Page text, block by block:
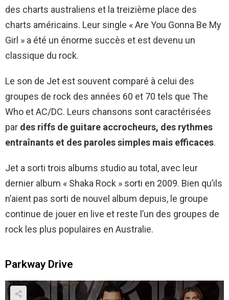
des charts australiens et la treizième place des
charts américains. Leur single « Are You Gonna Be My
Girl » a été un énorme succès et est devenu un
classique du rock.
Le son de Jet est souvent comparé à celui des
groupes de rock des années 60 et 70 tels que The
Who et AC/DC. Leurs chansons sont caractérisées
par des riffs de guitare accrocheurs, des rythmes
entraînants et des paroles simples mais efficaces.
Jet a sorti trois albums studio au total, avec leur
dernier album « Shaka Rock » sorti en 2009. Bien qu’ils
n’aient pas sorti de nouvel album depuis, le groupe
continue de jouer en live et reste l’un des groupes de
rock les plus populaires en Australie.
Parkway Drive